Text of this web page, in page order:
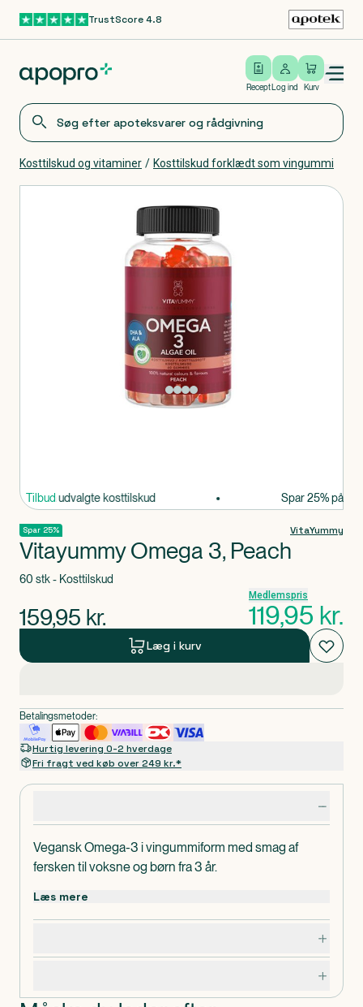
Gå til hovedindholdTrustScore 4.8
Recept
Log ind
Log ind Kurv
Open/close menu
Kosttilskud og vitaminer / Kosttilskud forklædt som vingummi
Tilbud
25% på udvalgte kosttilskud Spar 25% på
Vegansk Omega-3 i vingummiform med smag af
fersken til voksne og børn fra 3 år.
Læs mere
Spar 25% VitaYummy
Vitayummy Omega 3, Peach
60 stk - Kosttilskud
159,95 kr.
Medlemspris
119,95 kr.
Læg i kurv
Betalingsmetoder:
Hurtig levering 0-2 hverdage
Fri fragt ved køb over 249 kr.*